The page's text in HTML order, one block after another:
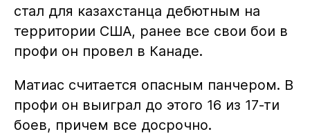
стал для казахстанца дебютным на
территории США, ранее все свои бои в
профи он провел в Канаде.
Матиас считается опасным панчером. В
профи он выиграл до этого 16 из 17-ти
боев, причем все досрочно.